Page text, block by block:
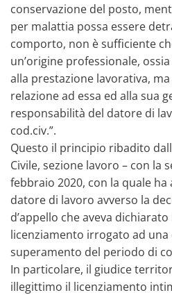
conservazione del posto,
per malattia possa essere
comporto, non è sufficiente
un’origine professionale,
alla prestazione lavorativa,
relazione ad essa ed alla sua
responsabilità del datore di
cod.civ.”.
Questo il principio ribadito
Civile, sezione lavoro – con la
febbraio 2020, con la quale
datore di lavoro avverso la
d’appello che aveva
licenziamento irrogato ad
superamento del periodo di
In particolare, il giudice
illegittimo il licenziamento